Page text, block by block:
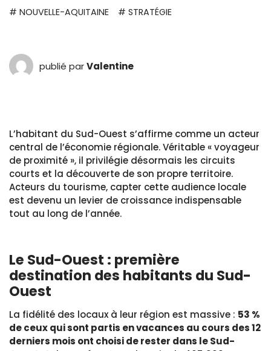
# NOUVELLE-AQUITAINE # STRATÉGIE
publié parValentine
L’habitant du Sud-Ouest s’affirme comme un acteur
central de l’économie régionale. Véritable « voyageur
de proximité », il privilégie désormais les circuits
courts et la découverte de son propre territoire.
Acteurs du tourisme, capter cette audience locale
est devenu un levier de croissance indispensable
tout au long de l’année.
Le Sud-Ouest : première
destination des habitants du Sud-
Ouest
La fidélité des locaux à leur région est massive : 53 %
de ceux qui sont partis en vacances au cours des 12
derniers mois ont choisi de rester dans le Sud-